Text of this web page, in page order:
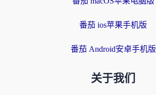
番茄 ios苹果手机版
番茄 Android安卓手机版
关于我们